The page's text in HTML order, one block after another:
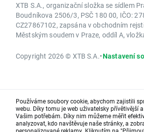
XTB S.A., organizační složka se sídlem
Boudníkova 2506/3, PSČ 180 00, IČO:
CZ27867102, zapsána v obchodním
Městským soudem v Praze, oddíl A,
Copyright 2026 © XTB S.A.•Nastavení
Používáme soubory cookie, abychom zajistili
webu. Díky tomu je web uživatelsky přívětivější
Vašim potřebám. Díky nim můžeme měřit
analyzovat, kdo navštěvuje naše stránky, a